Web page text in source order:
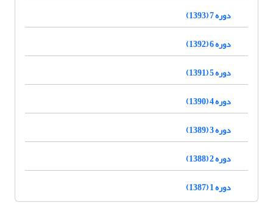
دوره 7 (1393)
دوره 6 (1392)
دوره 5 (1391)
دوره 4 (1390)
دوره 3 (1389)
دوره 2 (1388)
دوره 1 (1387)